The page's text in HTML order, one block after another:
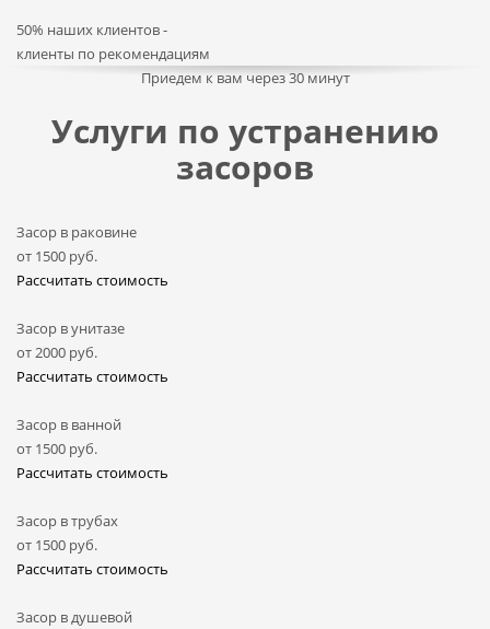
50% наших клиентов -
клиенты по рекомендациям
Приедем к вам через 30 минут
Услуги по устранению
засоров
Засор в раковине
от 1500 руб.
Рассчитать стоимость
Засор в унитазе
от 2000 руб.
Рассчитать стоимость
Засор в ванной
от 1500 руб.
Рассчитать стоимость
Засор в трубах
от 1500 руб.
Рассчитать стоимость
Засор в душевой